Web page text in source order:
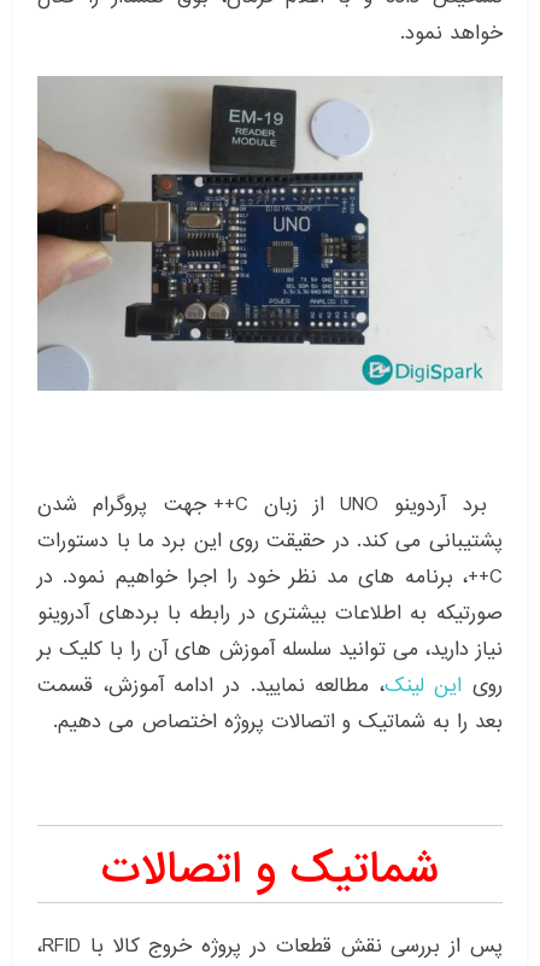
خواهد نمود.
برد آردوینو UNO از زبان C++ جهت پروگرام شدن
پشتیبانی می کند. در حقیقت روی این برد ما با دستورات
C++، برنامه های مد نظر خود را اجرا خواهیم نمود. در
صورتیکه به اطلاعات بیشتری در رابطه با بردهای آدروینو
نیاز دارید، می توانید سلسله آموزش های آن را با کلیک بر
روی این لینک، مطالعه نمایید. در ادامه آموزش، قسمت
بعد را به شماتیک و اتصالات پروژه اختصاص می دهیم.
شماتیک و اتصالات
پس از بررسی نقش قطعات در پروژه خروج کالا با RFID،